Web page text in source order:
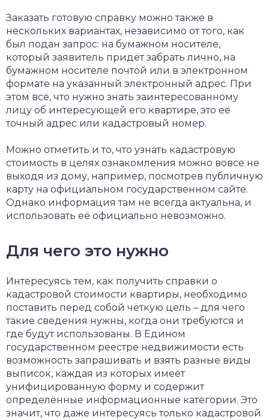
Заказать готовую справку можно также в
нескольких вариантах, независимо от того, как
был подан запрос: на бумажном носителе,
который заявитель придёт забрать лично, на
бумажном носителе почтой или в электронном
формате на указанный электронный адрес. При
этом всё, что нужно знать заинтересованному
лицу об интересующей его квартире, это её
точный адрес или кадастровый номер.
Можно отметить и то, что узнать кадастровую
стоимость в целях ознакомления можно вовсе не
выходя из дому, например, посмотрев публичную
карту на официальном государственном сайте.
Однако информация там не всегда актуальна, и
использовать её официально невозможно.
Для чего это нужно
Интересуясь тем, как получить справки о
кадастровой стоимости квартиры, необходимо
поставить перед собой чёткую цель – для чего
такие сведения нужны, когда они требуются и
где будут использованы. В Едином
государственном реестре недвижимости есть
возможность запрашивать и взять разные виды
выписок, каждая из которых имеет
унифицированную форму и содержит
определённые информационные категории. Это
значит, что даже интересуясь только кадастровой